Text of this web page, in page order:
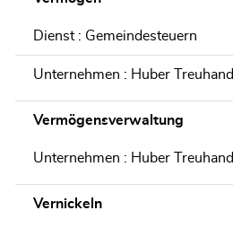
Dienst : Gemeindesteuern
Unternehmen : Huber Treuhand
Vermögensverwaltung
Unternehmen : Huber Treuhand
Vernickeln